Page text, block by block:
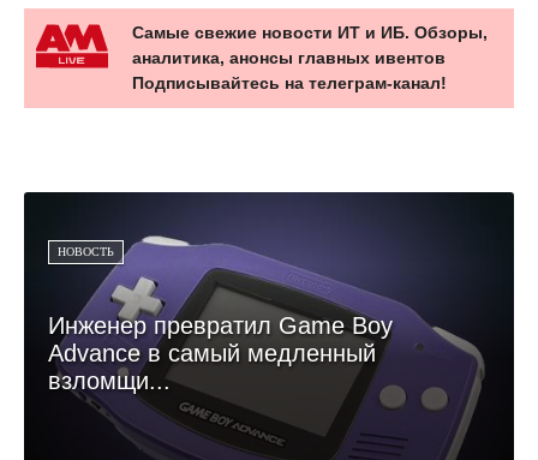
Самые свежие новости ИТ и ИБ. Обзоры,
аналитика, анонсы главных ивентов
Подписывайтесь на телеграм-канал!
НОВОСТЬ
Инженер превратил Game Boy
Advance в самый медленный
взломщи...